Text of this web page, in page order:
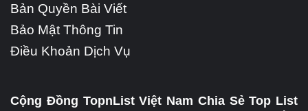
Bản Quyền Bài Viết
Bảo Mật Thông Tin
Điều Khoản Dịch Vụ
Cộng Đồng TopnList Việt Nam Chia Sẻ Top List